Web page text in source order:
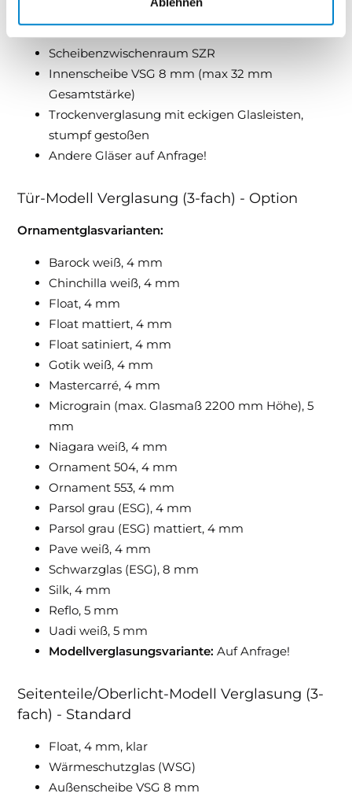
Scheibenzwischenraum SZR
Innenscheibe VSG 8 mm (max 32 mm
Gesamtstärke)
Trockenverglasung mit eckigen Glasleisten,
stumpf gestoßen
Andere Gläser auf Anfrage!
Tür-Modell Verglasung (3-fach) - Option
Ornamentglasvarianten:
Barock weiß, 4 mm
Chinchilla weiß, 4 mm
Float, 4 mm
Float mattiert, 4 mm
Float satiniert, 4 mm
Gotik weiß, 4 mm
Mastercarré, 4 mm
Micrograin (max. Glasmaß 2200 mm Höhe), 5
mm
Niagara weiß, 4 mm
Ornament 504, 4 mm
Ornament 553, 4 mm
Parsol grau (ESG), 4 mm
Parsol grau (ESG) mattiert, 4 mm
Pave weiß, 4 mm
Schwarzglas (ESG), 8 mm
Silk, 4 mm
Reflo, 5 mm
Uadi weiß, 5 mm
Modellverglasungsvariante:Auf Anfrage!
Seitenteile/Oberlicht-Modell Verglasung (3-
fach) - Standard
Float, 4 mm, klar
Wärmeschutzglas (WSG)
Außenscheibe VSG 8 mm